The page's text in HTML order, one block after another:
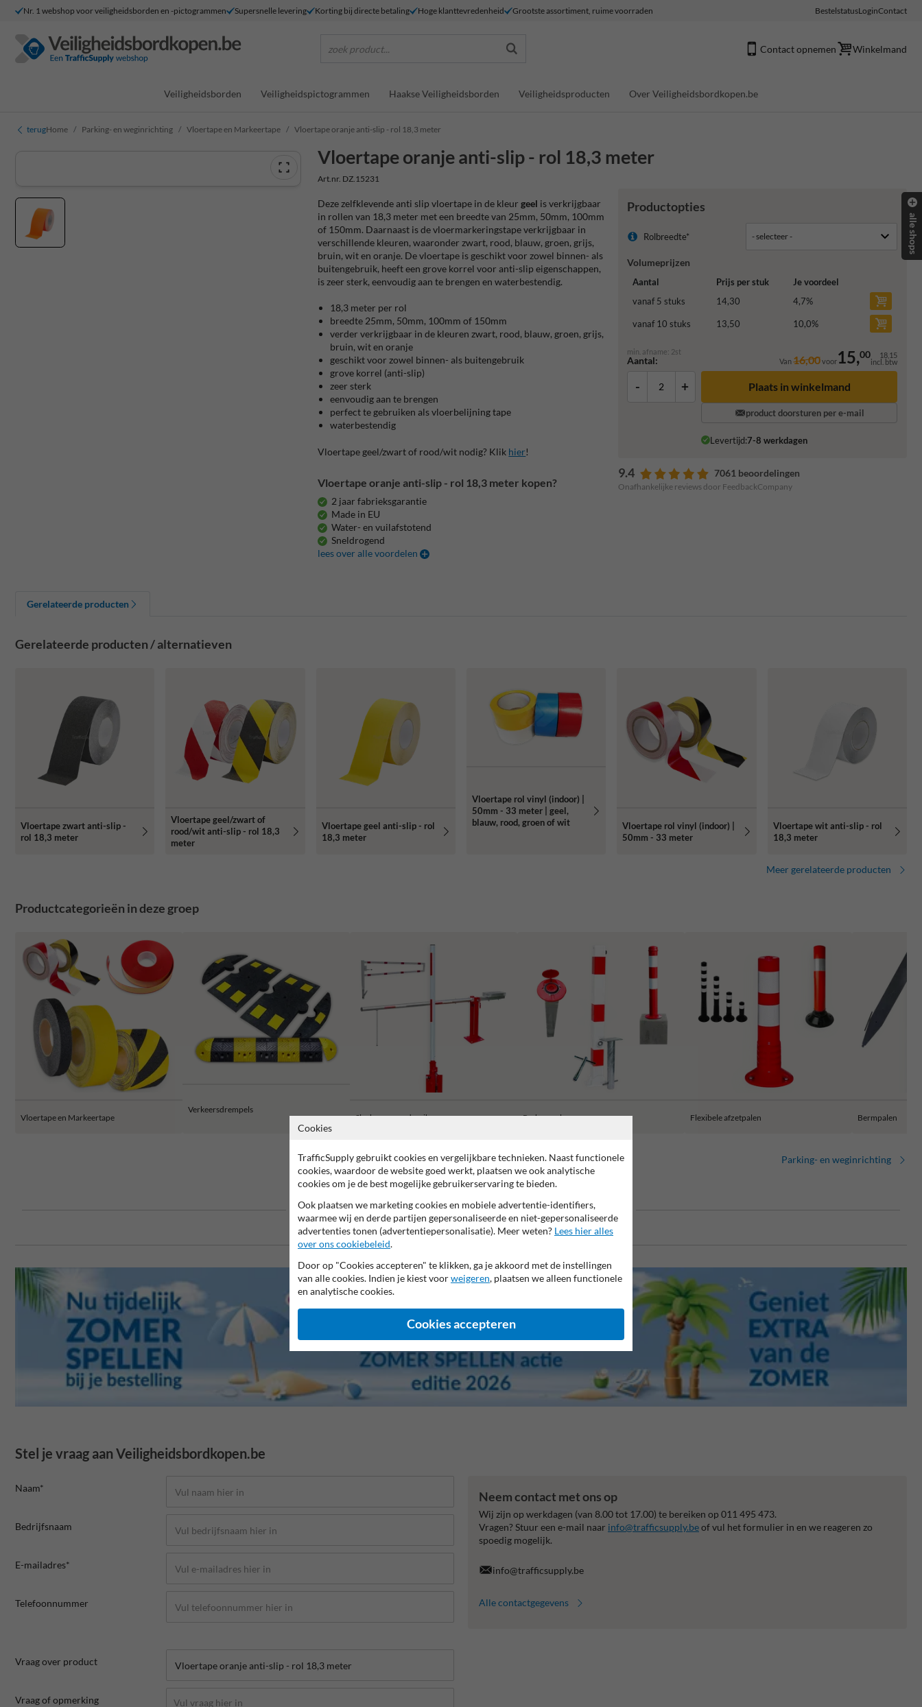
Nr. 1 webshop voor veiligheidsborden en -pictogrammen Supersnelle levering Korting bij directe betaling Hoge klanttevredenheid Grootste assortiment, ruime voorraden BestelstatusLoginContact
zoek product... Contact opnemen Winkelmand
Veiligheidsborden Veiligheidspictogrammen Haakse Veiligheidsborden Veiligheidsproducten Over Veiligheidsbordkopen.be
terugHome Parking- en weginrichting Vloertape en Markeertape Vloertape oranje anti-slip - rol 18,3 meter
Vloertape oranje anti-slip - rol 18,3 meter
Art.nr. DZ.15231
Productopties
Rolbreedte*
Volumeprijzen
Aantal Prijs per stuk
Je voordeel
vanaf 5 stuks
14,30 4,7%
vanaf 10 stuks 13,50 10,0%
min. afname: 2st
Aantal: Van16,00voor15,00 18,15
incl. btw
- + Plaats in winkelmand
product doorsturen per e-mail
Levertijd:7-8 werkdagen
9.4 7061 beoordelingen
Onafhankelijke reviews door FeedbackCompany
Deze zelfklevende anti slip vloertape in de kleurgeel is verkrijgbaar
in rollen van 18,3 meter met een breedte van 25mm, 50mm, 100mm
of 150mm. Daarnaast is de vloermarkeringstape verkrijgbaar in
verschillende kleuren, waaronder zwart, rood, blauw, groen, grijs,
bruin, wit en oranje. De vloertape is geschikt voor zowel binnen- als
buitengebruik, heeft een grove korrel voor anti-slip eigenschappen,
is zeer sterk, eenvoudig aan te brengen en waterbestendig.
18,3 meter per rol
breedte 25mm, 50mm, 100mm of 150mm
verder verkrijgbaar in de kleuren zwart, rood, blauw, groen, grijs,
bruin, wit en oranje
geschikt voor zowel binnen- als buitengebruik
grove korrel (anti-slip)
zeer sterk
eenvoudig aan te brengen
perfect te gebruiken als vloerbelijning tape
waterbestendig
Vloertape geel/zwart of rood/wit nodig? Klik hier!
Vloertape oranje anti-slip - rol 18,3 meter kopen?
2 jaar fabrieksgarantie
Made in EU
Water- en vuilafstotend
Sneldrogend
lees over alle voordelen
Gerelateerde producten
Gerelateerde producten / alternatieven
Vloertape zwart anti-slip -
rol 18,3 meter
Vloertape geel/zwart of
rood/wit anti-slip - rol 18,3
meter
Vloertape geel anti-slip - rol
18,3 meter
Vloertape rol vinyl (indoor) |
50mm - 33 meter | geel,
blauw, rood, groen of wit
Vloertape rol vinyl (indoor) |
50mm - 33 meter
Vloertape wit anti-slip - rol
18,3 meter
Meer gerelateerde producten
Productcategorieën in deze groep
Vloertape en Markeertape
Verkeersdrempels
Slagbomen en draaibomen Parkeerpalen Flexibele afzetpalen Bermpalen
Parking- en weginrichting
2 jaar fabrieksgarantie Made in EU Water- en vuilafstotend
Stel je vraag aan Veiligheidsbordkopen.be
Naam*
Bedrijfsnaam
E-mailadres*
Telefoonnummer
Vraag over product
Vraag of opmerking
Neem contact met ons op
Wij zijn op werkdagen (van 8.00 tot 17.00) te bereiken op 011 495 473.
Vragen? Stuur een e-mail naar info@trafficsupply.beof vul het formulier in en we reageren zo
spoedig mogelijk.
info@trafficsupply.be
Alle contactgegevens
alle shops
Cookies
TrafficSupply gebruikt cookies en vergelijkbare technieken. Naast functionele
cookies, waardoor de website goed werkt, plaatsen we ook analytische
cookies om je de best mogelijke gebruikerservaring te bieden.
Ook plaatsen we marketing cookies en mobiele advertentie-identifiers,
waarmee wij en derde partijen gepersonaliseerde en niet-gepersonaliseerde
advertenties tonen (advertentiepersonalisatie). Meer weten? Lees hier alles
over ons cookiebeleid.
Door op "Cookies accepteren" te klikken, ga je akkoord met de instellingen
van alle cookies. Indien je kiest voorweigeren, plaatsen we alleen functionele
en analytische cookies.
Cookies accepteren